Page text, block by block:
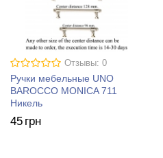
Отзывы: 0
Ручки мебельные UNO
BAROCCO MONICA 711
Никель
45 грн